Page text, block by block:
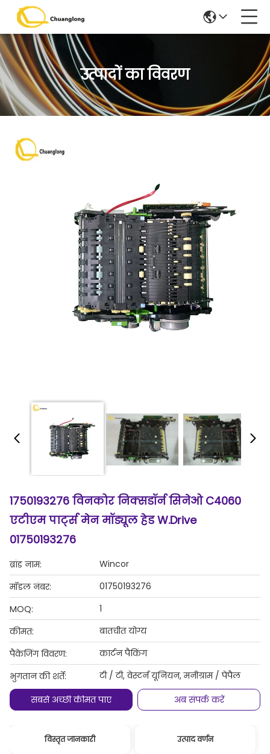
उत्पादों का विवरण
1750193276 विनकोर निक्सडॉर्न सिनेओ C4060
एटीएम पार्ट्स मेन मॉड्यूल हेड W.Drive
01750193276
ब्रांड नाम:
Wincor
मॉडल नंबर:
01750193276
MOQ:
1
कीमत:
बातचीत योग्य
पैकेजिंग विवरण:
कार्टन पैकिंग
भुगतान की शर्तें:
टी / टी, वेस्टर्न यूनियन, मनीग्राम / पेपैल
सबसे अच्छी कीमत पाएं
अब संपर्क करें
विस्तृत जानकारी उत्पाद वर्णन